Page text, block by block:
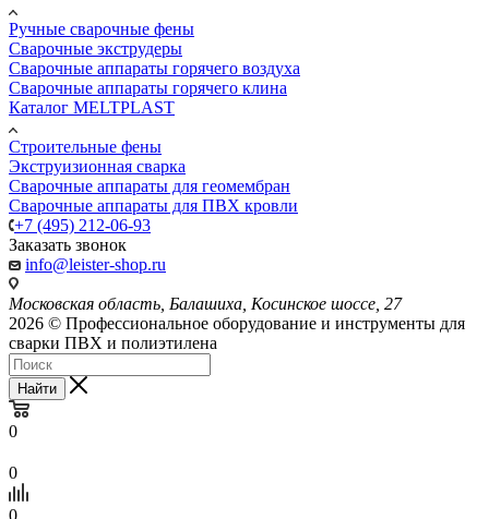
Ручные сварочные фены
Сварочные экструдеры
Сварочные аппараты горячего воздуха
Сварочные аппараты горячего клина
Каталог MELTPLAST
Строительные фены
Экструизионная сварка
Сварочные аппараты для геомембран
Сварочные аппараты для ПВХ кровли
+7 (495) 212-06-93
Заказать звонок
info@leister-shop.ru
Московская область, Балашиха, Косинское шоссе, 27
2026 © Профессиональное оборудование и инструменты для
сварки ПВХ и полиэтилена
Найти
0
0
0